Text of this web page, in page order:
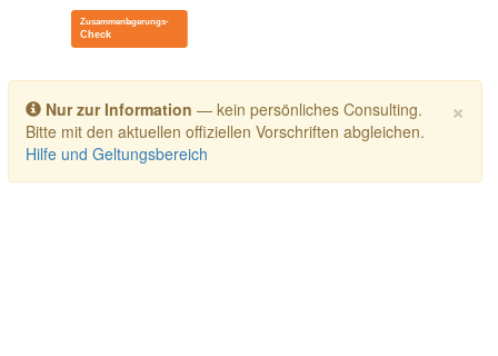
Toggle navigation
×
Nur zur Information — kein persönliches Consulting.
Bitte mit den aktuellen offiziellen Vorschriften abgleichen.
Hilfe und Geltungsbereich